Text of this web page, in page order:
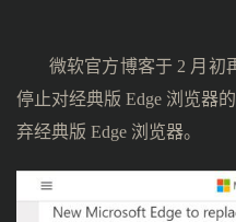
微软官方博客于 2 月初
停止对经典版 Edge 浏览器
弃经典版 Edge 浏览器。